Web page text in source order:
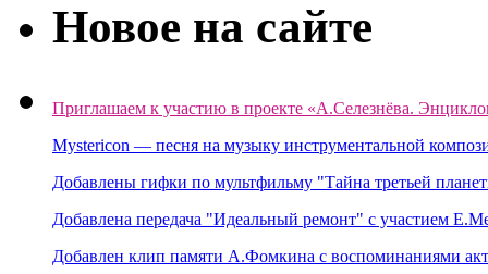
Новое на сайте
Приглашаем к участию в проекте «А.Селезнёва.
Mystericon — песня на музыку инструментальной
Добавлены гифки по мультфильму "Тайна третьей
Добавлена передача "Идеальный ремонт" с участием
Добавлен клип памяти А.Фомкина с воспоминаниями